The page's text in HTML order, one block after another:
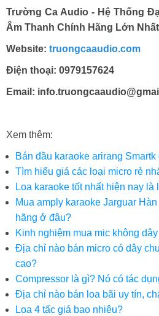
Trường Ca Audio - Hệ Thống
Âm Thanh Chính Hãng Lớn
Website: truongcaaudio.com
Điện thoại: 0979157624
Email:
Xem thêm:
Bán đầu karaoke arirang
Tìm hiểu giá các loại micro rẻ
Loa karaoke tốt nhất hiện nay là
Mua amply karaoke Jarguar
hãng ở đâu?
Kinh nghiệm mua mic không
Địa chỉ nào bán micro có dây
cao?
Compressor là gì? Nó có tác
Địa chỉ nào bán loa bãi uy tín,
Loa 4 tấc giá bao nhiêu?